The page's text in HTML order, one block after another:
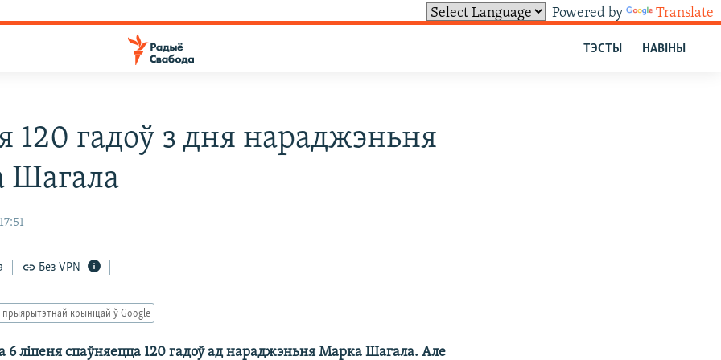
Powered by Translate
НАВІНЫ
ТЭСТЫ
120 гадоў з дня нараджэньня
Шагала
Без VPN
прыярытэтнай крыніцай ў Google
6 ліпеня спаўняецца 120 гадоў ад нараджэньня Марка Шагала. Але